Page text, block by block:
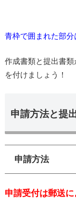
青枠で囲まれた部分
作成書類と提出書
を付けましょう！
申請方法と提
申請方法
申請受付は郵送に